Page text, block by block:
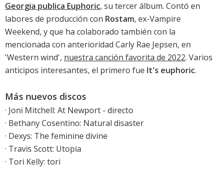
Georgia publica Euphoric, su tercer álbum. Contó en
labores de producción con Rostam, ex-Vampire
Weekend, y que ha colaborado también con la
mencionada con anterioridad Carly Rae Jepsen, en
'Western wind', nuestra canción favorita de 2022. Varios
anticipos interesantes, el primero fue It's euphoric.
Más nuevos discos
· Joni Mitchell: At Newport - directo
· Bethany Cosentino: Natural disaster
· Dexys: The feminine divine
· Travis Scott: Utopia
· Tori Kelly: tori